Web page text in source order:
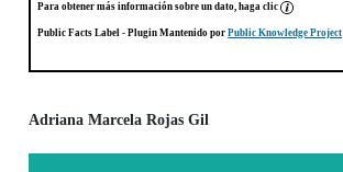
Para obtener más información sobre un dato, haga clic
Public Facts Label - Plugin Mantenido porPublic Knowledge Project
Contenido principal del artículo
Adriana Marcela Rojas Gil